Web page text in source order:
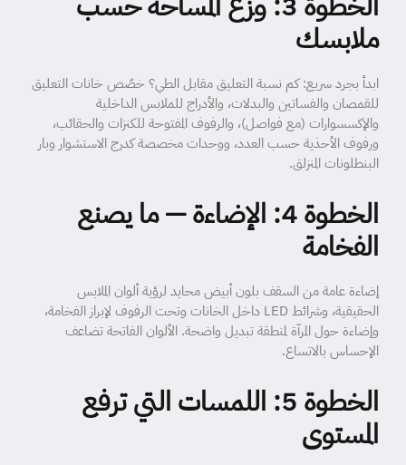
ملابسك
ابدأ بجرد سريع: كم نسبة التعليق مقابل الطي؟ خصّص خانات التعليق
للقمصان والفساتين والبدلات، والأدراج للملابس الداخلية
والإكسسوارات (مع فواصل)، والرفوف المفتوحة للكنزات والحقائب،
ورفوف الأحذية حسب العدد، ووحدات مخصصة كدرج الاستشوار وبار
البنطلونات المنزلق.
الخطوة 4: الإضاءة — ما يصنع
الفخامة
إضاءة عامة من السقف بلون أبيض محايد لرؤية ألوان الملابس
الحقيقية، وشرائط LED داخل الخانات وتحت الرفوف لإبراز الفخامة،
وإضاءة حول المرآة لمنطقة تبديل واضحة. الألوان الفاتحة تضاعف
الإحساس بالاتساع.
الخطوة 5: اللمسات التي ترفع
المستوى